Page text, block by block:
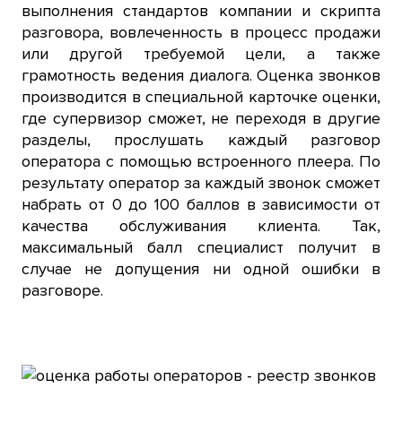
выполнения стандартов компании и скрипта
разговора, вовлеченность в процесс продажи
или другой требуемой цели, а также
грамотность ведения диалога. Оценка звонков
производится в специальной карточке оценки,
где супервизор сможет, не переходя в другие
разделы, прослушать каждый разговор
оператора с помощью встроенного плеера. По
результату оператор за каждый звонок сможет
набрать от 0 до 100 баллов в зависимости от
качества обслуживания клиента. Так,
максимальный балл специалист получит в
случае не допущения ни одной ошибки в
разговоре.